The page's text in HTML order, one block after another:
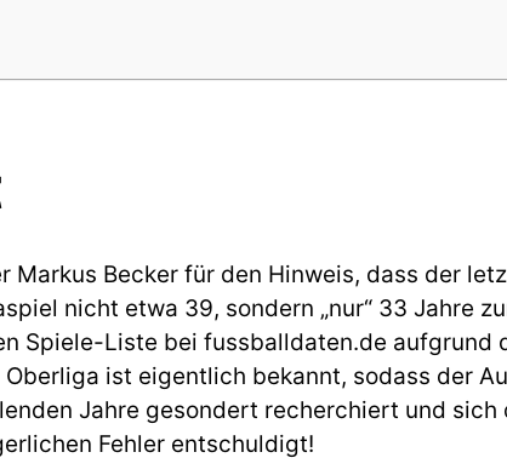
Markus Becker für den Hinweis, dass der
nicht etwa 39, sondern „nur“ 33 Jahre
Spiele-Liste bei fussballdaten.de aufgrund
ist eigentlich bekannt, sodass der
Jahre gesondert recherchiert und sich
Fehler entschuldigt!